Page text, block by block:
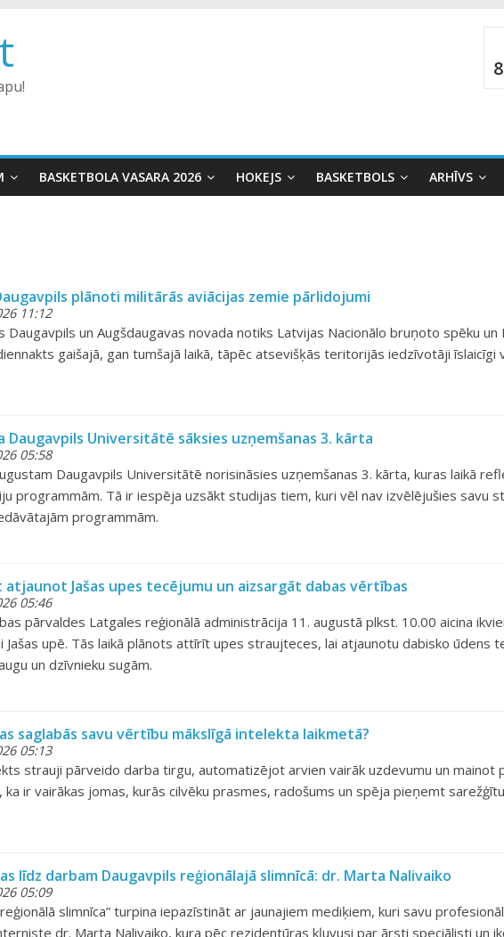
BASKETBOLA VASARA 2026 HOKEJS BASKETBOLS ARHĪVS
plānoti militārās aviācijas zemie pārlidojumi
11:12
Daugavpils un Augšdaugavas novada notiks Latvijas Nacionālo bruņoto spēku
gaišajā, gan tumšajā laikā, tāpēc atsevišķās teritorijās iedzīvotāji
Daugavpils Universitātē sāksies uzņemšanas 3. kārta
05:58
Daugavpils Universitātē norisināsies uzņemšanas 3. kārta, kuras laikā
programmām. Tā ir iespēja uzsākt studijas tiem, kuri vēl nav izvēlējušies savu
programmām.
atjaunot Jašas upes tecējumu un aizsargāt dabas vērtības
05:46
pārvaldes Latgales reģionālā administrācija 11. augustā plkst. 10.00 aicina
Jašas upē. Tās laikā plānots attīrīt upes straujteces, lai atjaunotu dabisko ūdens
un dzīvnieku sugām.
saglabās savu vērtību mākslīgā intelekta laikmetā?
05:13
strauji pārveido darba tirgu, automatizējot arvien vairāk uzdevumu un
ir vairākas jomas, kurās cilvēku prasmes, radošums un spēja pieņemt
līdz darbam Daugavpils reģionālajā slimnīcā: dr. Marta Nalivaiko
05:09
reģionālā slimnīca” turpina iepazīstināt ar jaunajiem mediķiem, kuri savu
dr. Marta Nalivaiko, kura pēc rezidentūras kļuvusi par ārsti speciālisti un